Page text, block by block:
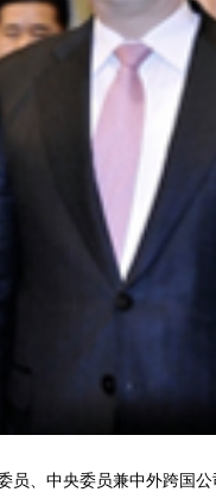
员、中央委员兼中外跨国